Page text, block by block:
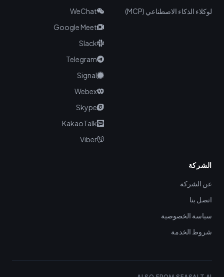
لوكلاء الذكاء الاصطناعي (MCP)
WeChat
Google Meet
Slack
Telegram
Signal
Webex
Skype
KakaoTalk
Viber
الشركة
عن الشركة
اتصل بنا
سياسة الخصوصية
شروط الخدمة